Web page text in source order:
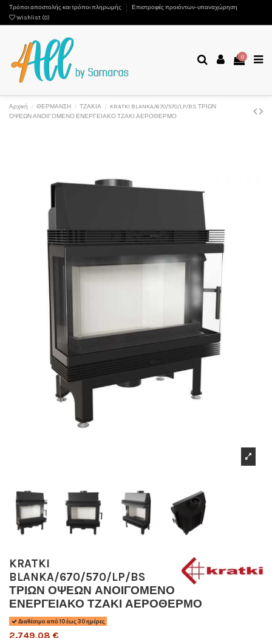
Τρόποι αποστολής και τρόποι πληρωμής
Επιστροφές προιόντων-υπαναχώρηση
Wishlist (0)
0
Αρχική ΘΕΡΜΑΝΣΗ ΤΖΑΚΙΑ
KRATKI BLANKA/670/570/LP/BS ΤΡΙΩΝ
ΟΨΕΩΝ ΑΝΟΙΓΟΜΕΝΟ ΕΝΕΡΓΕΙΑΚΟ ΤΖΑΚΙ ΑΕΡΟΘΕΡΜΟ
KRATKI
BLANKA/670/570/LP/BS
ΤΡΙΩΝ ΟΨΕΩΝ ΑΝΟΙΓΟΜΕΝΟ
ΕΝΕΡΓΕΙΑΚΟ ΤΖΑΚΙ ΑΕΡΟΘΕΡΜΟ
Διαθέσιμο από 10 έως 30 ημέρες